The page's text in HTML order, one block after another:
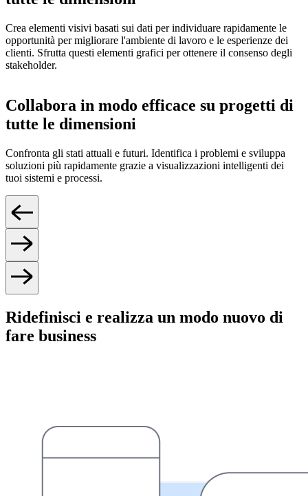
Crea elementi visivi basati sui dati per individuare rapidamente le
opportunità per migliorare l'ambiente di lavoro e le esperienze dei
clienti. Sfrutta questi elementi grafici per ottenere il consenso degli
stakeholder.
Collabora in modo efficace su progetti di
tutte le dimensioni
Confronta gli stati attuali e futuri. Identifica i problemi e sviluppa
soluzioni più rapidamente grazie a visualizzazioni intelligenti dei
tuoi sistemi e processi.
Ridefinisci e realizza un modo nuovo di
fare business